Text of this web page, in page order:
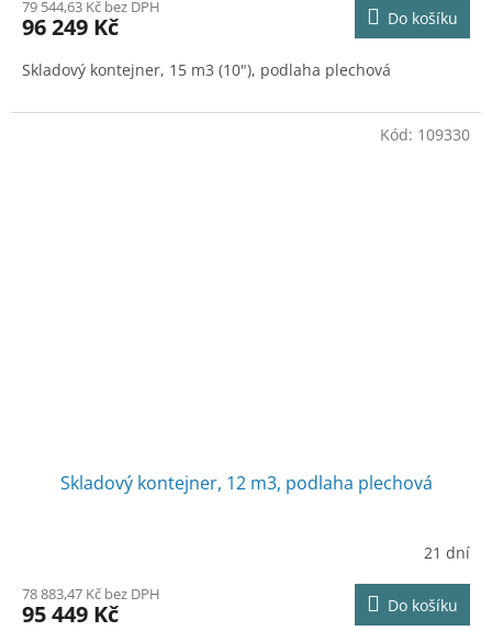
79 544,63 Kč bez DPH
96 249 Kč Do košíku
Skladový kontejner, 15 m3 (10"), podlaha plechová
Skladový kontejner, 12 m3, podlaha plechová
21 dní
78 883,47 Kč bez DPH
95 449 Kč Do košíku
Kód: 109330